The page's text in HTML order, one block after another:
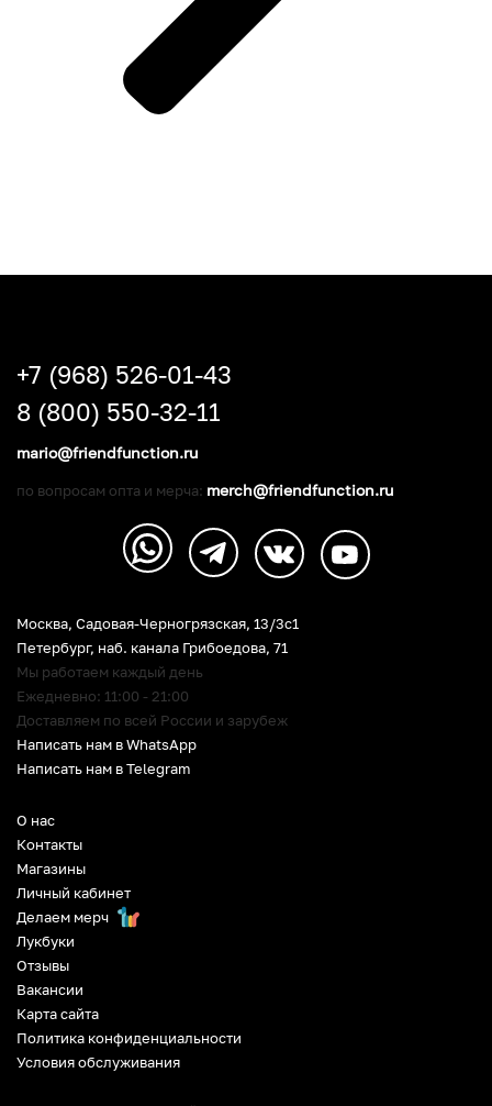
О нас
Контакты
Магазины
Личный кабинет
Делаем мерч
Лукбуки
Отзывы
Вакансии
Карта сайта
Политика конфиденциальности
Условия обслуживания
Москва, Садовая-Черногрязская, 13/3c1
Петербург, наб. канала Грибоедова, 71
Мы работаем каждый день
Ежедневно: 11:00 - 21:00
Доставляем по всей России и зарубеж
Написать нам в WhatsApp
Написать нам в Telegram
+7 (968) 526-01-43
8 (800) 550-32-11
mario@friendfunction.ru
по вопросам опта и мерча: merch@friendfunction.ru